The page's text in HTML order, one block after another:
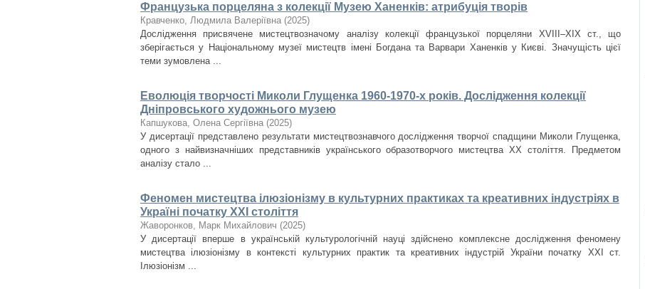
Французька порцеляна з колекції Музею Ханенків: атрибуція творів
Кравченко, Людмила Валеріївна (2025)
Дослідження присвячене мистецтвозначому аналізу колекції французької порцеляни XVIII–XIX ст., що
зберігається у Національному музеї мистецтв імені Богдана та Варвари Ханенків у Києві. Значущість цієї
теми зумовлена ...
Еволюція творчості Миколи Глущенка 1960-1970-х років. Дослідження колекції
Дніпровського художнього музею
Капшукова, Олена Сергіївна (2025)
У дисертації представлено результати мистецтвознавчого дослідження творчої спадщини Миколи Глущенка,
одного з найвизначніших представників українського образотворчого мистецтва ХХ століття. Предметом
аналізу стало ...
Феномен мистецтва ілюзіонізму в культурних практиках та креативних індустріях в
Україні початку ХХІ століття
Жаворонков, Марк Михайлович (2025)
У дисертації вперше в українській культурологічній науці здійснено комплексне дослідження феномену
мистецтва ілюзіонізму в контексті культурних практик та креативних індустрій України початку ХХІ ст.
Ілюзіонізм ...